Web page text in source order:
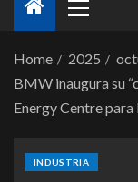
Home 2025
BMW inaugura su
Energy Centre
INDUSTRIA